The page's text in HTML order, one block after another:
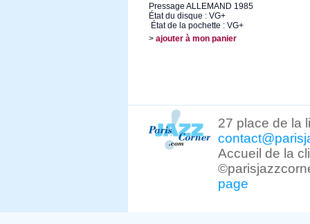
Pressage ALLEMAND 1985
État du disque : VG+
État de la pochette : VG+
> ajouter à mon panier
27 place de la
Accueil de la
page